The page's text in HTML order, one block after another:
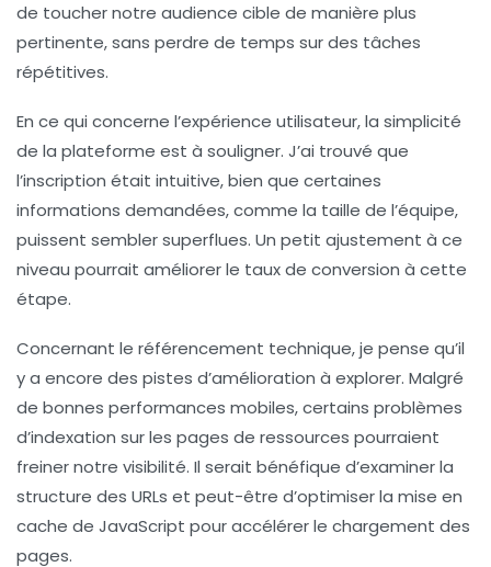
de toucher notre audience cible de manière plus
pertinente, sans perdre de temps sur des tâches
répétitives.
En ce qui concerne l’expérience utilisateur, la simplicité
de la plateforme est à souligner. J’ai trouvé que
l’inscription était intuitive, bien que certaines
informations demandées, comme la taille de l’équipe,
puissent sembler superflues. Un petit ajustement à ce
niveau pourrait améliorer le taux de conversion à cette
étape.
Concernant le référencement technique, je pense qu’il
y a encore des pistes d’amélioration à explorer. Malgré
de bonnes performances mobiles, certains problèmes
d’indexation sur les pages de ressources pourraient
freiner notre visibilité. Il serait bénéfique d’examiner la
structure des URLs et peut-être d’optimiser la mise en
cache de JavaScript pour accélérer le chargement des
pages.